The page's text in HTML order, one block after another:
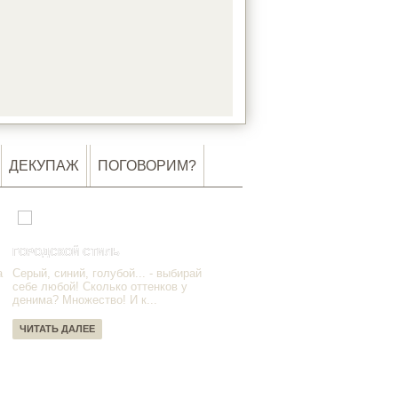
ДЕКУПАЖ ПОГОВОРИМ?
ГОРОДСКОЙ СТИЛЬ
Серый, синий, голубой... - выбирай
себе любой! Сколько оттенков у
денима? Множество! И к...
ЧИТАТЬ ДАЛЕЕ